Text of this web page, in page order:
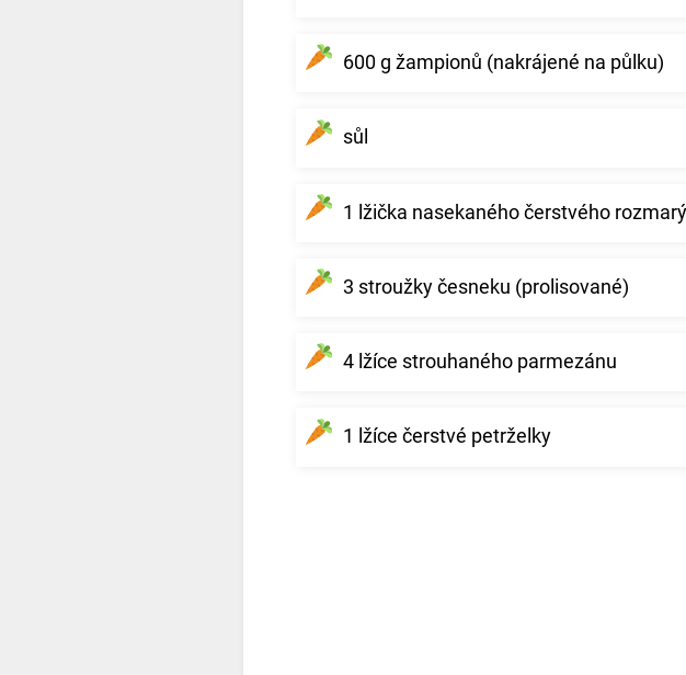
600 g žampionů (nakrájené na půlku)
sůl
1 lžička nasekaného čerstvého
3 stroužky česneku (prolisované)
4 lžíce strouhaného parmezánu
1 lžíce čerstvé petrželky